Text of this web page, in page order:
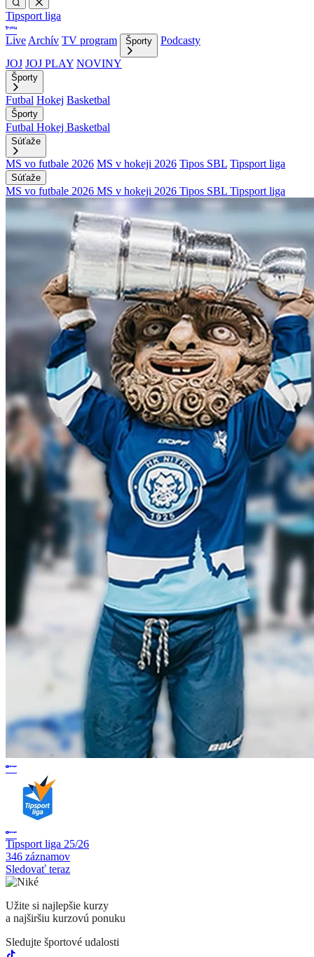
Tipsport liga
Live Archív TV program Športy
Podcasty
JOJ JOJ PLAY NOVINY
Športy
Futbal Hokej Basketbal
Športy
Futbal Hokej Basketbal
Súťaže
MS vo futbale 2026 MS v hokeji 2026 Tipos SBL Tipsport liga
Súťaže
MS vo futbale 2026 MS v hokeji 2026 Tipos SBL Tipsport liga
Tipsport liga 25/26
346 záznamov
Sledovať teraz
Užite si najlepšie kurzy
a najširšiu kurzovú ponuku
Sledujte športové udalosti